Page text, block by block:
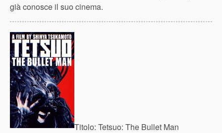
già conosce il suo cinema.
Titolo: Tetsuo: The Bullet Man